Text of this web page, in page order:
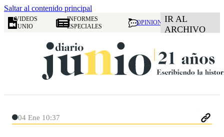
Saltar al contenido principal
VIDEOS
JUNIO
INFORMES
ESPECIALES
OPINION IR AL
ARCHIVO
04 Ene 10:37